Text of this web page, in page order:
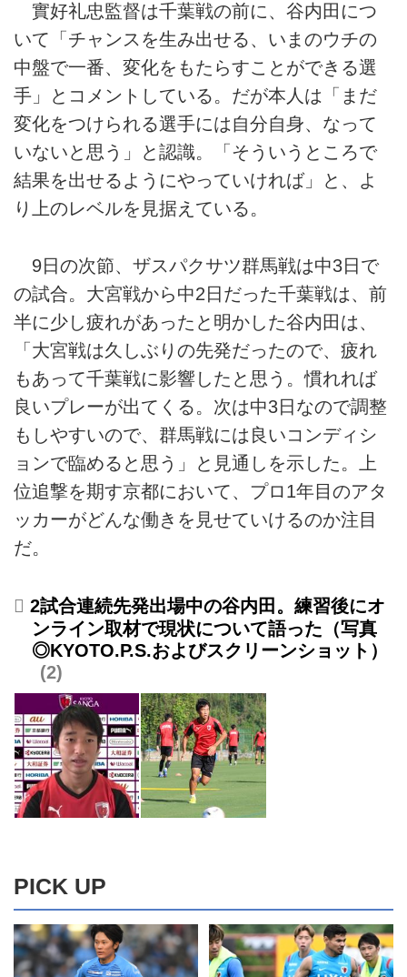
實好礼忠監督は千葉戦の前に、谷内田につ
いて「チャンスを生み出せる、いまのウチの
中盤で一番、変化をもたらすことができる選
手」とコメントしている。だが本人は「まだ
変化をつけられる選手には自分自身、なって
いないと思う」と認識。「そういうところで
結果を出せるようにやっていければ」と、よ
り上のレベルを見据えている。
9日の次節、ザスパクサツ群馬戦は中3日で
の試合。大宮戦から中2日だった千葉戦は、前
半に少し疲れがあったと明かした谷内田は、
「大宮戦は久しぶりの先発だったので、疲れ
もあって千葉戦に影響したと思う。慣れれば
良いプレーが出てくる。次は中3日なので調整
もしやすいので、群馬戦には良いコンディシ
ョンで臨めると思う」と見通しを示した。上
位追撃を期す京都において、プロ1年目のアタ
ッカーがどんな働きを見せていけるのか注目
だ。
2試合連続先発出場中の谷内田。練習後にオ
ンライン取材で現状について語った（写真
◎KYOTO.P.S.およびスクリーンショット）
2
PICK UP